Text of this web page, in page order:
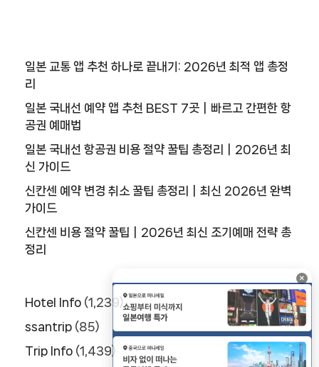
×
일본 교통 앱 추천 하나로 끝내기: 2026년 최적 앱 총정
리
일본 국내선 예약 앱 추천 BEST 7곳｜빠르고 간편한 항
공권 예매법
일본 국내선 항공권 비용 절약 꿀팁 총정리｜2026년 최
신 가이드
신칸센 예약 변경 취소 꿀팁 총정리｜최신 2026년 완벽
가이드
신칸센 비용 절약 꿀팁｜2026년 최신 조기예매 전략 총
정리
Hotel Info (1,239)
ssantrip (85)
Trip Info (1,439)